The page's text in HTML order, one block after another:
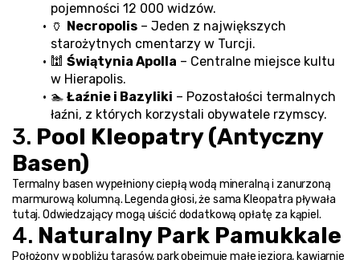
pojemności 12 000 widzów.
🏺
Necropolis – Jeden z największych
starożytnych cmentarzy w Turcji.
🕍 Świątynia Apolla – Centralne miejsce kultu
w Hierapolis.
🏊 Łaźnie i Bazyliki – Pozostałości termalnych
łaźni, z których korzystali obywatele rzymscy.
3. Pool Kleopatry (Antyczny
Basen)
Termalny basen wypełniony ciepłą wodą mineralną i zanurzoną
marmurową kolumną. Legenda głosi, że sama Kleopatra pływała
tutaj. Odwiedzający mogą uiścić dodatkową opłatę za kąpiel.
4. Naturalny Park Pamukkale
Położony w pobliżu tarasów, park obejmuje małe jeziora, kawiarnie